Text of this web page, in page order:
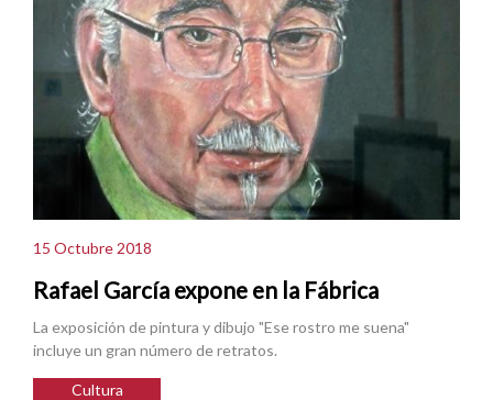
15 Octubre 2018
Rafael García expone en la Fábrica
La exposición de pintura y dibujo "Ese rostro me suena"
incluye un gran número de retratos.
Cultura